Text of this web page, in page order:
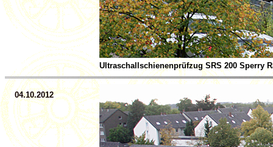
Ultraschallschienenprüfzug SRS 200 Sperry
04.10.2012